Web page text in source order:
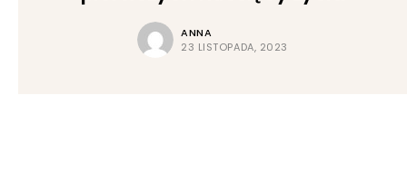
ANNA
23 LISTOPADA, 2023